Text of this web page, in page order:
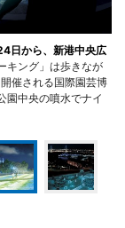
日から、新港中央広
キング」は歩きなが
催される国際園芸博
園中央の噴水でナイ